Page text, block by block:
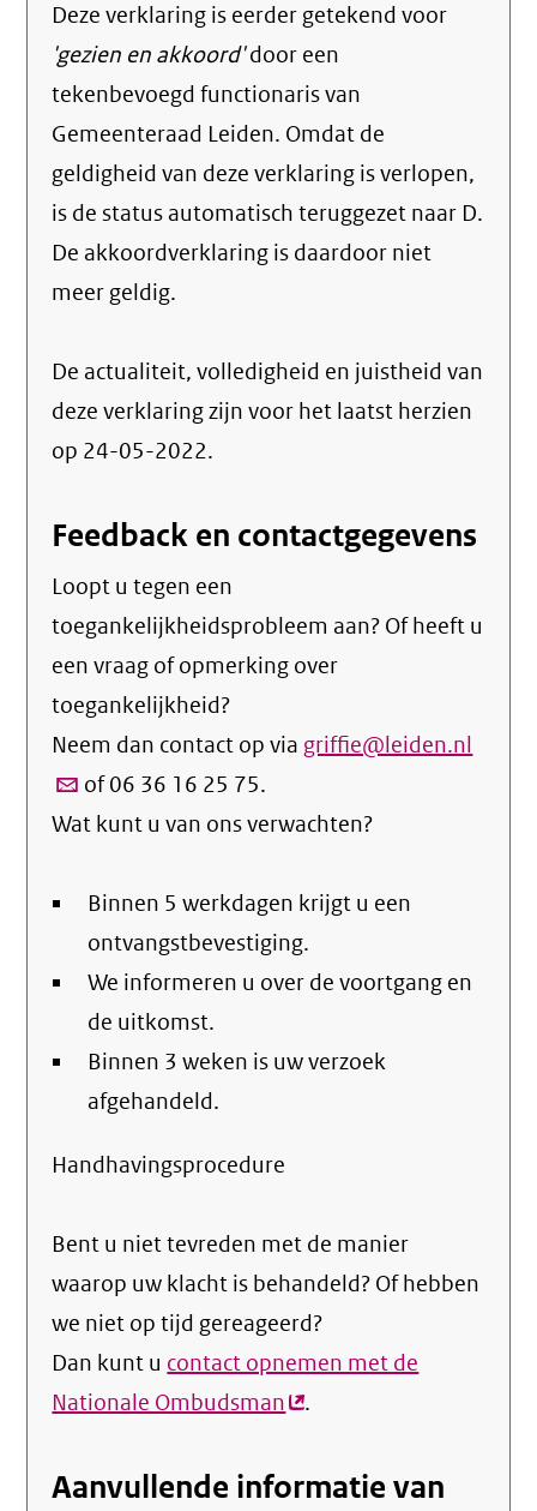
Deze verklaring is eerder getekend voor
'gezien en akkoord'door een
tekenbevoegd functionaris van
Gemeenteraad Leiden. Omdat de
geldigheid van deze verklaring is verlopen,
is de status automatisch teruggezet naar D.
De akkoordverklaring is daardoor niet
meer geldig.
De actualiteit, volledigheid en juistheid van
deze verklaring zijn voor het laatst herzien
op 24-05-2022.
Feedback en contactgegevens
Loopt u tegen een
toegankelijkheidsprobleem aan? Of heeft u
een vraag of opmerking over
toegankelijkheid?
Neem dan contact op via griffie@leiden.nl
of 06 36 16 25 75.
Wat kunt u van ons verwachten?
Binnen 5 werkdagen krijgt u een
ontvangstbevestiging.
We informeren u over de voortgang en
de uitkomst.
Binnen 3 weken is uw verzoek
afgehandeld.
Handhavingsprocedure
Bent u niet tevreden met de manier
waarop uw klacht is behandeld? Of hebben
we niet op tijd gereageerd?
Dan kunt u contact opnemen met de
Nationale Ombudsman(externe
.
Aanvullende informatie van